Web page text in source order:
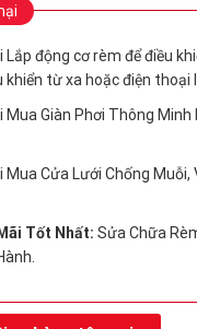
Lắp động cơ rèm để điều
khiển từ xa hoặc điện thoại I
Mua Giàn Phơi Thông Minh
Mua Cửa Lưới Chống Muỗi,
Tốt Nhất: Sửa Chữa